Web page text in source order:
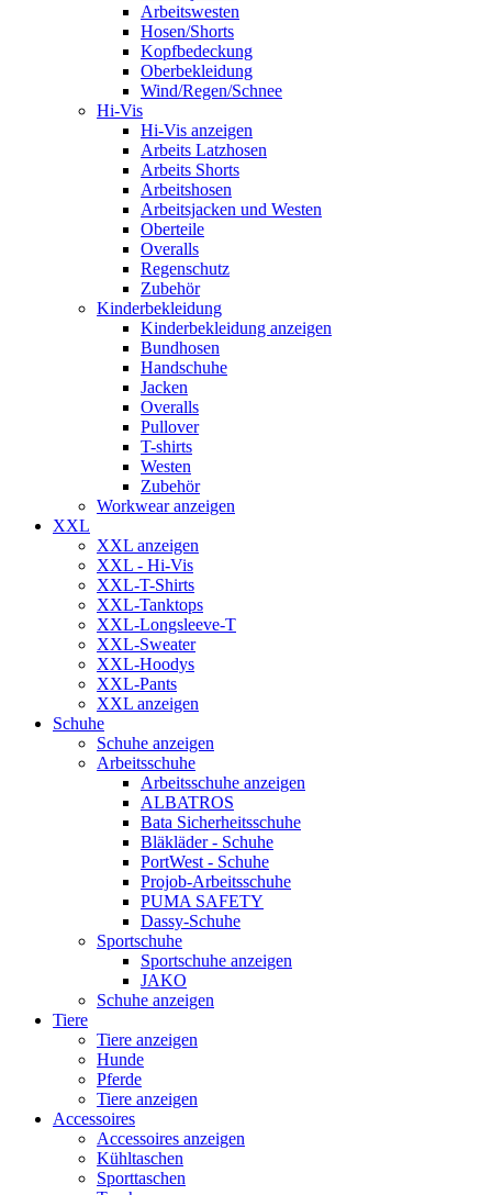
Arbeitswesten
Hosen/Shorts
Kopfbedeckung
Oberbekleidung
Wind/Regen/Schnee
Hi-Vis
Hi-Vis anzeigen
Arbeits Latzhosen
Arbeits Shorts
Arbeitshosen
Arbeitsjacken und Westen
Oberteile
Overalls
Regenschutz
Zubehör
Kinderbekleidung
Kinderbekleidung anzeigen
Bundhosen
Handschuhe
Jacken
Overalls
Pullover
T-shirts
Westen
Zubehör
Workwear anzeigen
XXL
XXL anzeigen
XXL - Hi-Vis
XXL-T-Shirts
XXL-Tanktops
XXL-Longsleeve-T
XXL-Sweater
XXL-Hoodys
XXL-Pants
XXL anzeigen
Schuhe
Schuhe anzeigen
Arbeitsschuhe
Arbeitsschuhe anzeigen
ALBATROS
Bata Sicherheitsschuhe
Bläkläder - Schuhe
PortWest - Schuhe
Projob-Arbeitsschuhe
PUMA SAFETY
Dassy-Schuhe
Sportschuhe
Sportschuhe anzeigen
JAKO
Schuhe anzeigen
Tiere
Tiere anzeigen
Hunde
Pferde
Tiere anzeigen
Accessoires
Accessoires anzeigen
Kühltaschen
Sporttaschen